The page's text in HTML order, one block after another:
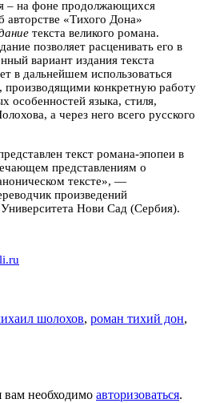
– на фоне продолжающихся
авторстве «Тихого Дона»
текста великого романа.
позволяет расценивать его в
вариант издания текста
в дальнейшем использоваться
конкретную работу
особенностей языка, стиля,
а через него всего русского
текст романа-эпопеи в
представлениям о
тексте», —
произведений
Нови Сад (Сербия).
шолохов, роман тихий дон,
вам необходимо авторизоваться.